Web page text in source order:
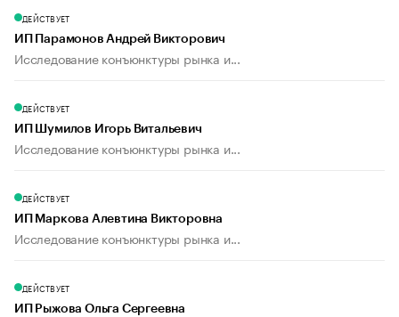
ДЕЙСТВУЕТ
ИП Парамонов Андрей Викторович
Исследование конъюнктуры рынка и...
ДЕЙСТВУЕТ
ИП Шумилов Игорь Витальевич
Исследование конъюнктуры рынка и...
ДЕЙСТВУЕТ
ИП Маркова Алевтина Викторовна
Исследование конъюнктуры рынка и...
ДЕЙСТВУЕТ
ИП Рыжова Ольга Сергеевна